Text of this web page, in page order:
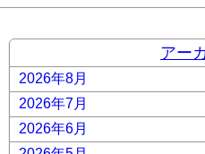
アー
2026年8月
2026年7月
2026年6月